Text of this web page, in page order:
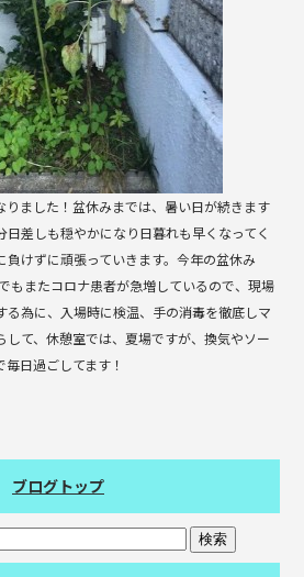
りました！盆休みまでは、暑い日が続きます
差しも穏やかになり日暮れも早くなってく
けずに頑張っていきます。今年の盆休み
もまたコロナ患者が急増しているので、現場
る為に、入場時に検温、手の消毒を徹底しマ
して、休憩室では、夏場ですが、換気やソー
日過ごしてます！
ブログトップ